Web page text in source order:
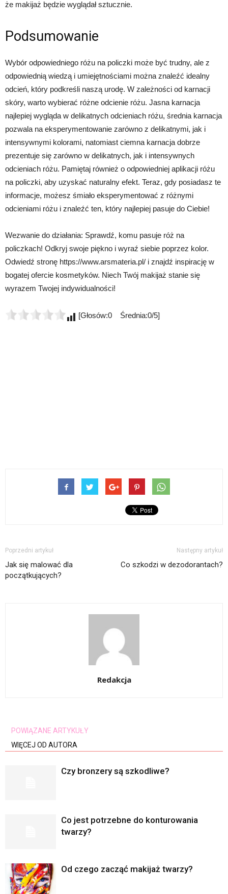
że makijaż będzie wyglądał sztucznie.
Podsumowanie
Wybór odpowiedniego różu na policzki może być trudny, ale z
odpowiednią wiedzą i umiejętnościami można znaleźć idealny
odcień, który podkreśli naszą urodę. W zależności od karnacji
skóry, warto wybierać różne odcienie różu. Jasna karnacja
najlepiej wygląda w delikatnych odcieniach różu, średnia karnacja
pozwala na eksperymentowanie zarówno z delikatnymi, jak i
intensywnymi kolorami, natomiast ciemna karnacja dobrze
prezentuje się zarówno w delikatnych, jak i intensywnych
odcieniach różu. Pamiętaj również o odpowiedniej aplikacji różu
na policzki, aby uzyskać naturalny efekt. Teraz, gdy posiadasz te
informacje, możesz śmiało eksperymentować z różnymi
odcieniami różu i znaleźć ten, który najlepiej pasuje do Ciebie!
Wezwanie do działania: Sprawdź, komu pasuje róż na
policzkach! Odkryj swoje piękno i wyraź siebie poprzez kolor.
Odwiedź stronę https://www.arsmateria.pl/ i znajdź inspirację w
bogatej ofercie kosmetyków. Niech Twój makijaż stanie się
wyrazem Twojej indywidualności!
[Głosów:0 Średnia:0/5]
Poprzedni artykuł
Jak się malować dla
początkujących?
Następny artykuł
Co szkodzi w dezodorantach?
Redakcja
POWIĄZANE ARTYKUŁY
WIĘCEJ OD AUTORA
Czy bronzery są szkodliwe?
Co jest potrzebne do konturowania
twarzy?
Od czego zacząć makijaż twarzy?